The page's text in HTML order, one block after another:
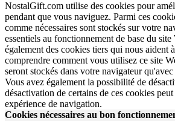
NostalGift.com utilise des cookies pour
pendant que vous naviguez. Parmi ces
comme nécessaires sont stockés sur votre
essentiels au fonctionnement de base du
également des cookies tiers qui nous aident
comprendre comment vous utilisez ce site
seront stockés dans votre navigateur
Vous avez également la possibilité de
désactivation de certains de ces cookies
expérience de navigation.
Cookies nécessaires au bon